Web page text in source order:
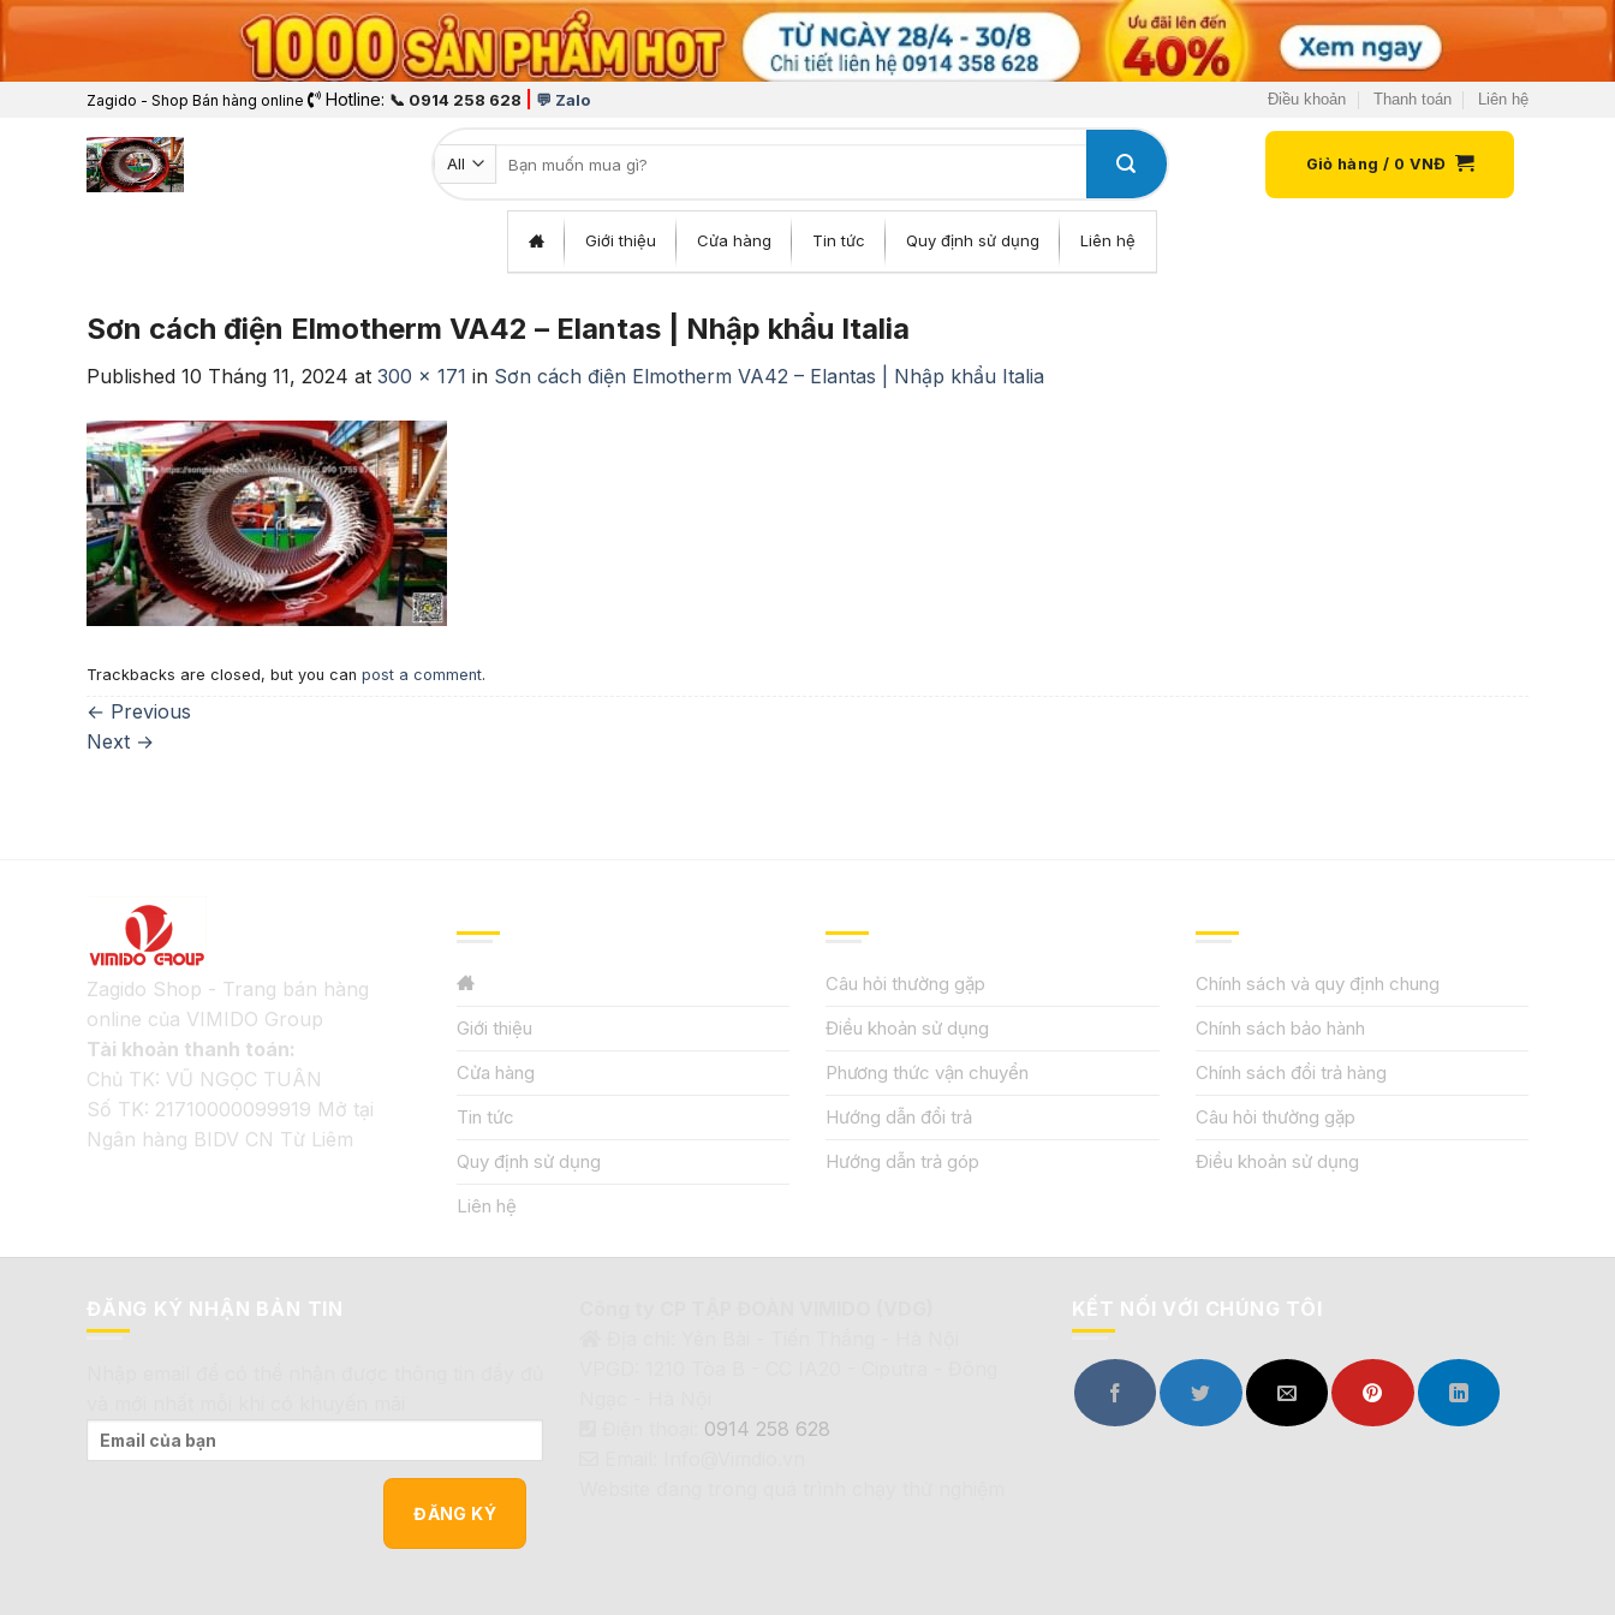
Zagido - Shop Bán hàng online Hotline: 📞 0914 258 628 💬 Zalo Điều khoản Thanh toán Liên hệ
Tìm kiếm:
Giỏ hàng / 0 VNĐ
Giới thiệu Cửa hàng Tin tức Quy định sử dụng Liên hệ
Sơn cách điện Elmotherm VA42 – Elantas | Nhập khẩu Italia
Published 10 Tháng 11, 2024 at 300 × 171 in Sơn cách điện Elmotherm VA42 – Elantas | Nhập khẩu Italia
Trackbacks are closed, but you can post a comment.
← Previous
Next →
Zagido Shop - Trang bán hàng
online của VIMIDO Group
Tài khoản thanh toán:
Chủ TK: VŨ NGỌC TUÂN
Số TK: 21710000099919 Mở tại
Ngân hàng BIDV CN Từ Liêm
Giới thiệu
Cửa hàng
Tin tức
Quy định sử dụng
Liên hệ
Câu hỏi thường gặp
Điều khoản sử dụng
Phương thức vận chuyển
Hướng dẫn đổi trả
Hướng dẫn trả góp
Chính sách và quy định chung
Chính sách bảo hành
Chính sách đổi trả hàng
Câu hỏi thường gặp
Điều khoản sử dụng
ĐĂNG KÝ NHẬN BẢN TIN
0914 258 628
KẾT NỐI VỚI CHÚNG TÔI